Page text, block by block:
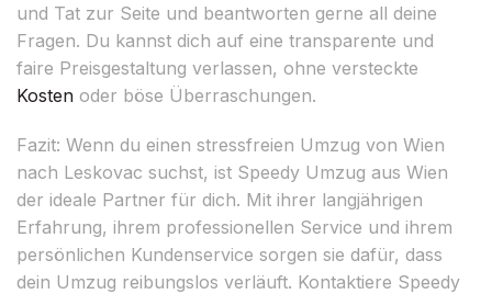
und Tat zur Seite und beantworten gerne all deine
Fragen. Du kannst dich auf eine transparente und
faire Preisgestaltung verlassen, ohne versteckte
Kosten oder böse Überraschungen.
Fazit: Wenn du einen stressfreien Umzug von Wien
nach Leskovac suchst, ist Speedy Umzug aus Wien
der ideale Partner für dich. Mit ihrer langjährigen
Erfahrung, ihrem professionellen Service und ihrem
persönlichen Kundenservice sorgen sie dafür, dass
dein Umzug reibungslos verläuft. Kontaktiere Speedy